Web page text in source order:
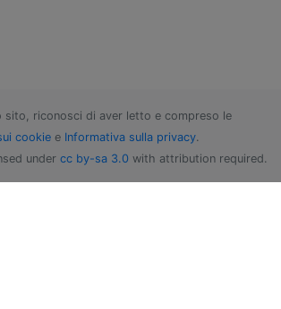
sito, riconosci di aver letto e compreso le
cookie e Informativa sulla privacy.
under cc by-sa 3.0 with attribution required.